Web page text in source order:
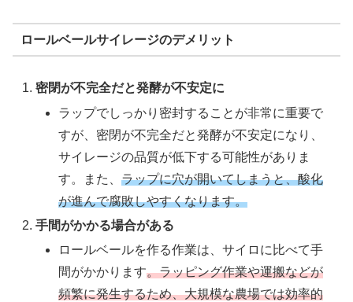
ロールベールサイレージのデメリット
密閉が不完全だと発酵が不安定に
ラップでしっかり密封することが非常に重要で
すが、密閉が不完全だと発酵が不安定になり、
サイレージの品質が低下する可能性がありま
す。また、ラップに穴が開いてしまうと、酸化
が進んで腐敗しやすくなります。
手間がかかる場合がある
ロールベールを作る作業は、サイロに比べて手
間がかかります。ラッピング作業や運搬などが
頻繁に発生するため、大規模な農場では効率的